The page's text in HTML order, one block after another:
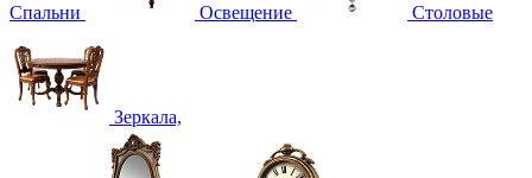
Спальни Освещение Столовые
Зеркала,